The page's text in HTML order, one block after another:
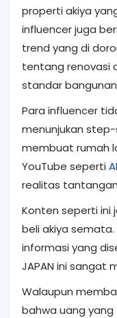
properti akiya
influencer juga
trend yang di
tentang renovasi
standar
Para influencer
menunjukan
membuat rumah
YouTube seperti
realitas
Konten seperti ini
beli akiya
informasi yang
JAPAN ini sangat
Walaupun
bahwa uang yang